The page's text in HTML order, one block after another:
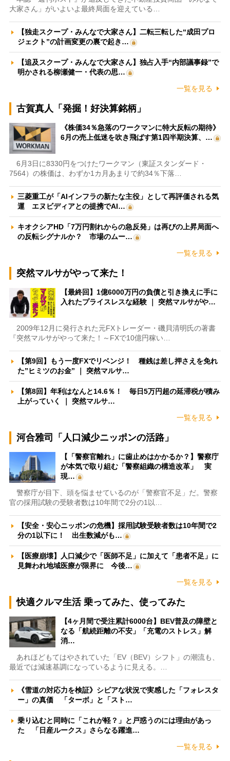
大家さん」がいよいよ最終局面を迎えている…
【独走スクープ・みんなで大家さん】二転三転した“成田プロ
ジェクト”の計画変更の裏で起き…
【追及スクープ・みんなで大家さん】独占入手“内部議事録”で
明かされる柳瀬健一・代表の思…
一覧を見る
古賀真人「発掘！好決算銘柄」
《株価34％急落のワークマンに特大反転の期待》
6月の売上低迷を吹き飛ばす第1四半期決算、…
6月3日に8330円をつけたワークマン（東証スタンダード・
7564）の株価は、わずか1カ月あまりで約34％下落…
三菱重工が「AIインフラの新たな主役」として再評価される気
運 エヌビディアとの提携でAI…
キオクシアHD「7万円割れからの急反発」は再びの上昇局面へ
の反転シグナルか？ 市場のムー…
一覧を見る
突然マルサがやって来た！
【最終回】1億6000万円の負債と引き換えに手に
入れたプライスレスな経験 ｜ 突然マルサがや…
2009年12月に発行された元FXトレーダー・磯貝清明氏の著書
『突然マルサがやって来た！～FXで10億円稼い…
【第9回】もう一度FXでリベンジ！ 種銭は差し押さえを免れ
た”ヒミツのお金” ｜ 突然マルサ…
【第8回】年利はなんと14.6％！ 毎日5万円超の延滞税が積み
上がっていく ｜ 突然マルサ…
一覧を見る
河合雅司「人口減少ニッポンの活路」
【「警察官離れ」に歯止めはかかるか？】警察庁
が本気で取り組む「警察組織の構造改革」 実
現…
警察庁が目下、頭を悩ませているのが「警察官不足」だ。警察
官の採用試験の受験者数は10年間で2分の1以…
【安全・安心ニッポンの危機】採用試験受験者数は10年間で2
分の1以下に！ 出生数減がも…
【医療崩壊】人口減少で「医師不足」に加えて「患者不足」に
見舞われ地域医療が限界に 今後…
一覧を見る
快適クルマ生活 乗ってみた、使ってみた
【4ヶ月間で受注累計6000台】BEV普及の障壁と
なる「航続距離の不安」「充電のストレス」解
消…
あれほどもてはやされていた「EV（BEV）シフト」の潮流も、
最近では減速基調になっているように見える。…
《雪道の対応力を検証》シビアな状況で実感した「フォレスタ
ー」の真価 「ターボ」と「スト…
乗り込むと同時に「これが軽？」と戸惑うのには理由があっ
た 「日産ルークス」さらなる躍進…
一覧を見る